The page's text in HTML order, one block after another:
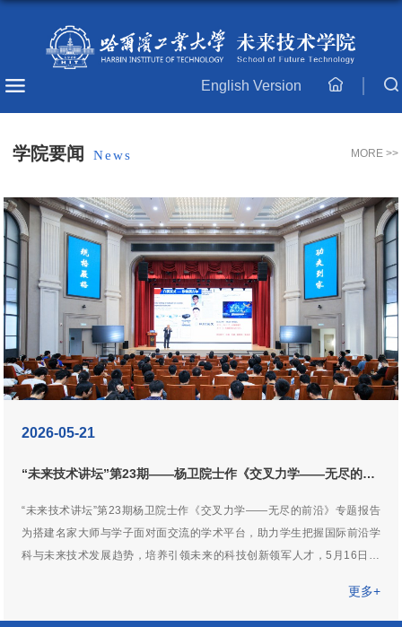
English Version
主
学院要闻 News MORE >>
2026-05-21
“未来技术讲坛”第23期——杨卫院士作《交叉力学——无尽的前
“未来技术讲坛”第23期杨卫院士作《交叉力学——无尽的前沿》专题报告
为搭建名家大师与学子面对面交流的学术平台，助力学生把握国际前沿学
科与未来技术发展趋势，培养引领未来的科技创新领军人才，5月16日下
功举行。中国科学院院士杨卫教授应邀作题为《交叉力学——无尽的前
沿》的专题学术报告。中国科学院院士、哈尔滨工业大学校长韩杰才，中
更多+